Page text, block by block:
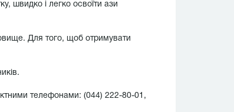
швидко і легко освоїти ази
Для того, щоб отримувати
телефонами: (044) 222-80-01,